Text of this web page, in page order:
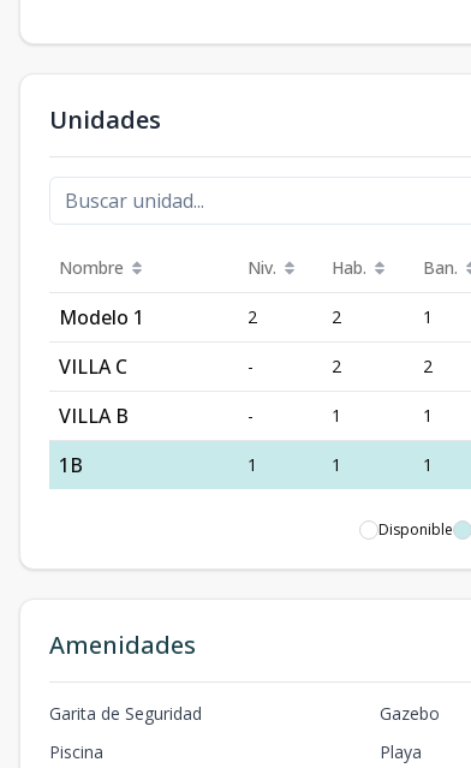
Unidades
Nombre Niv. Hab. Ban.
Modelo 1 2 2 1
VILLA C - 2 2
VILLA B - 1 1
1B 1 1 1
Disponible
Amenidades
Garita de Seguridad Gazebo
Piscina
Playa